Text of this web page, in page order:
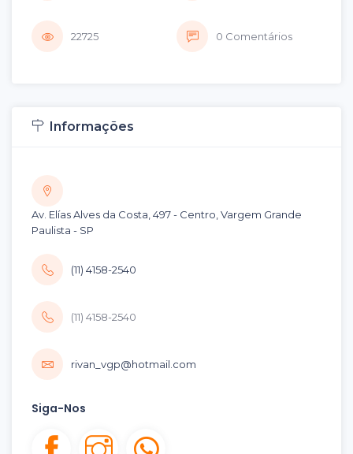
22725 0 Comentários
Informações
Av. Elías Alves da Costa, 497 - Centro, Vargem Grande
Paulista - SP
(11) 4158-2540
(11) 4158-2540
rivan_vgp@hotmail.com
Siga-Nos